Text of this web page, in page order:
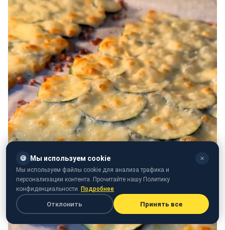
🍪 Мы используем cookie ✕
Мы используем файлы cookie для анализа трафика и
персонализации контента. Прочитайте нашу Политику
конфиденциальности. Подробнее
Отклонить Принять все